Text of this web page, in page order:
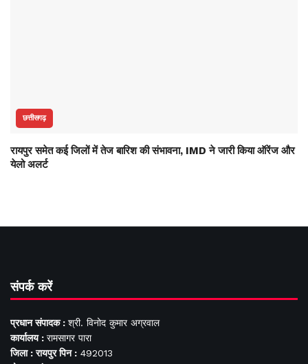
छत्तीसगढ़
रायपुर समेत कई जिलों में तेज बारिश की संभावना, IMD ने जारी किया ऑरेंज और
येलो अलर्ट
संपर्क करें
प्रधान संपादक : श्री. विनोद कुमार अग्रवाल
कार्यालय : रामसागर पारा
जिला : रायपुर पिन : 492013